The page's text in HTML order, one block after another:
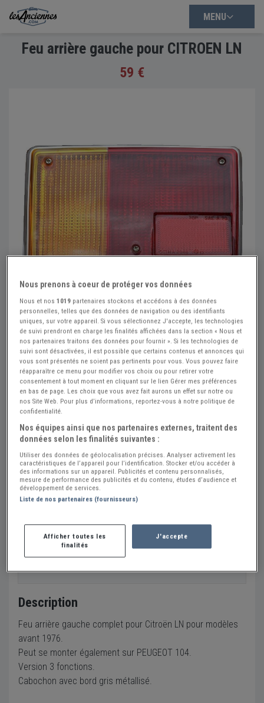
MENU
Feu arrière gauche pour CITROEN LN
59 €
Réf : A622714 Actualisée le : 23/07/2026
Feu arrière gauche pour CITROEN LN
Créer une alerte Pièces CITROEN LN
59 €
Plein Phares Plein Feux
Envoyer un email
Description
Feu arrière gauche complet pour Citroën LN pour modèles
avant 1976.
Peut se monter également sur PEUGEOT 104.
Version 3 fonctions.
Cabochon avec bord gris métallisé.
Nous prenons à coeur de protéger vos données
Nous et nos1019 partenaires stockons et accédons à des données
personnelles, telles que des données de navigation ou des identifiants
uniques, sur votre appareil. Si vous sélectionnez J'accepte, les technologies
de suivi prendront en charge les finalités affichées dans la section « Nous et
nos partenaires traitons des données pour fournir ». Si les technologies de
suivi sont désactivées, il est possible que certains contenus et annonces qui
vous sont présentés ne soient pas pertinents pour vous. Vous pouvez faire
réapparaître ce menu pour modifier vos choix ou pour retirer votre
consentement à tout moment en cliquant sur le lien Gérer mes préférences
en bas de page. Les choix que vous avez fait aurons un effet sur notre ou
nos Site Web. Pour plus d’informations, reportez-vous à notre politique de
confidentialité.
Nos équipes ainsi que nos partenaires externes, traitent des
données selon les finalités suivantes :
Utiliser des données de géolocalisation précises. Analyser activement les
caractéristiques de l’appareil pour l’identification. Stocker et/ou accéder à
des informations sur un appareil. Publicités et contenu personnalisés,
mesure de performance des publicités et du contenu, études d’audience et
développement de services.
Liste de nos partenaires (fournisseurs)
Afficher toutes les
finalités
J'accepte